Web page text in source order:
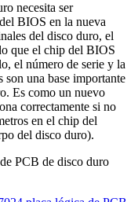
necesita ser
BIOS en la nueva
del disco duro, el
que el chip del BIOS
el número de serie y la
son una base importante
Es como un nuevo
correctamente si no
en el chip del
del disco duro).
PCB de disco duro